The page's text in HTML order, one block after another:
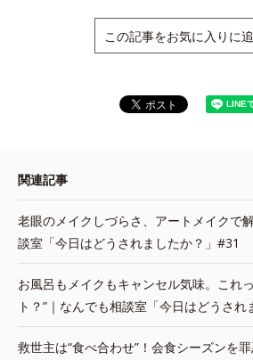
この記事をお気に入りに
関連記事
老眼のメイクしづらさ、アートメイクで
談室「今日はどうされましたか？」#31
お風呂もメイクもキャンセル気味。これ
ト？”｜なんでも相談室「今日はどうさ
救世主は“食べ合わせ”！会食シーズンを